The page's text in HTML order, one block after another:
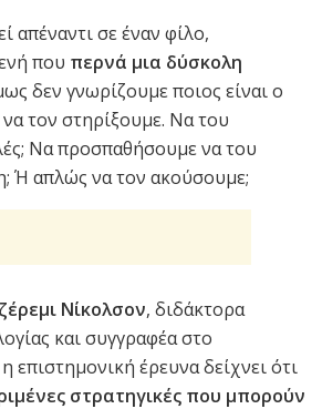
απέναντι σε έναν φίλο,
που περνά μια δύσκολη
δεν γνωρίζουμε ποιος είναι ο
τον στηρίξουμε. Να του
Να προσπαθήσουμε να του
Ή απλώς να τον ακούσουμε;
Νίκολσον, διδάκτορα
και συγγραφέα στο
επιστημονική έρευνα δείχνει ότι
στρατηγικές που μπορούν